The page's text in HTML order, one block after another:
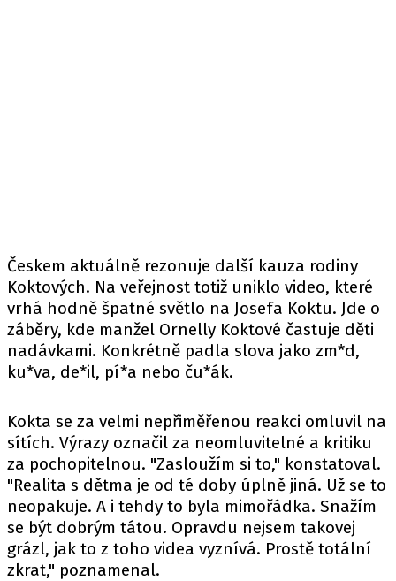
Českem aktuálně rezonuje další kauza rodiny
Koktových. Na veřejnost totiž uniklo video, které
vrhá hodně špatné světlo na Josefa Koktu. Jde o
záběry, kde manžel Ornelly Koktové častuje děti
nadávkami. Konkrétně padla slova jako zm*d,
ku*va, de*il, pí*a nebo ču*ák.
Kokta se za velmi nepřiměřenou reakci omluvil na
sítích. Výrazy označil za neomluvitelné a kritiku
za pochopitelnou. "Zasloužím si to," konstatoval.
"Realita s dětma je od té doby úplně jiná. Už se to
neopakuje. A i tehdy to byla mimořádka. Snažím
se být dobrým tátou. Opravdu nejsem takovej
grázl, jak to z toho videa vyznívá. Prostě totální
zkrat," poznamenal.